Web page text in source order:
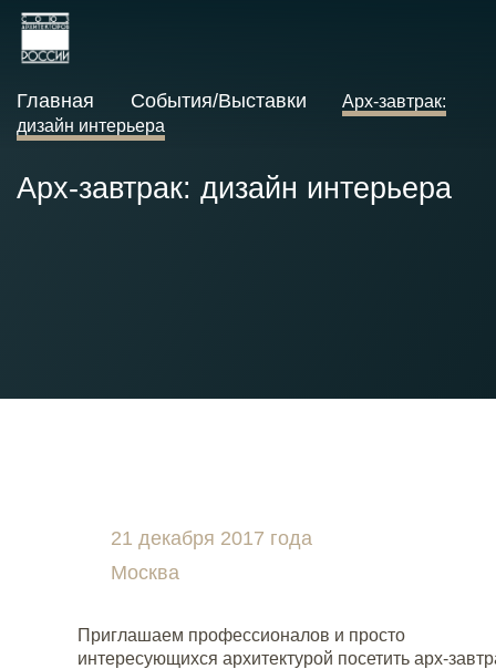
Главная События/Выставки
Арх-завтрак:
дизайн интерьера
Арх-завтрак: дизайн интерьера
21 декабря 2017 года
Москва
Приглашаем профессионалов и просто
интересующихся архитектурой посетить арх-